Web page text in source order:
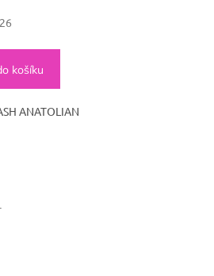
košíku
ANATOLIAN